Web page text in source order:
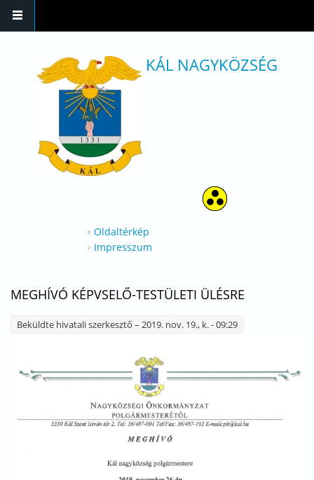
KÁL NAGYKÖZSÉG
Oldaltérkép
Impresszum
MEGHÍVÓ KÉPVSELŐ-TESTÜLETI ÜLÉSRE
Beküldte hivatali szerkesztő – 2019. nov. 19., k. - 09:29